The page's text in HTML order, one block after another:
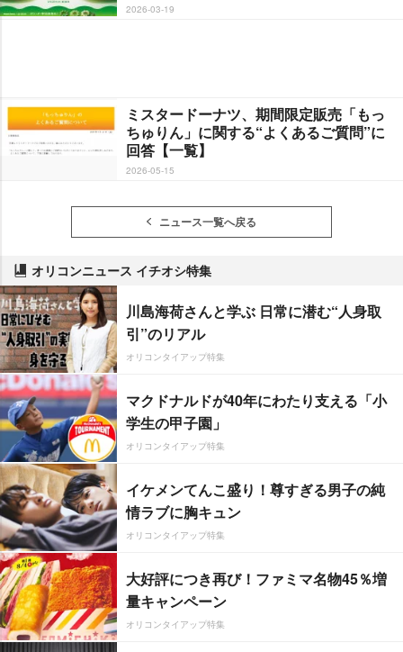
2026-03-19
ミスタードーナツ、期間限定販売「もっ
ちゅりん」に関する“よくあるご質問”に
回答【一覧】
2026-05-15
ニュース一覧へ戻る
オリコンニュース イチオシ特集
川島海荷さんと学ぶ 日常に潜む“人身取
引”のリアル
オリコンタイアップ特集
マクドナルドが40年にわたり支える「小
学生の甲子園」
オリコンタイアップ特集
イケメンてんこ盛り！尊すぎる男子の純
情ラブに胸キュン
オリコンタイアップ特集
大好評につき再び！ファミマ名物45％増
量キャンペーン
オリコンタイアップ特集